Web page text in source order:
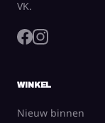
VK.
WINKEL
Nieuw binnen